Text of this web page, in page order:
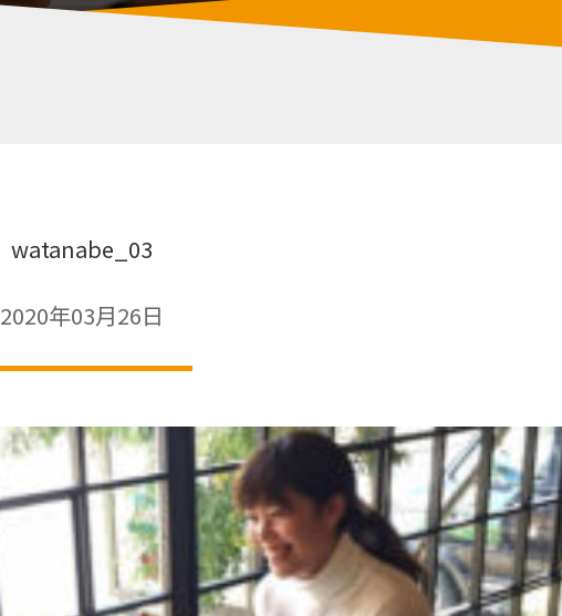
watanabe_03
2020年03月26日